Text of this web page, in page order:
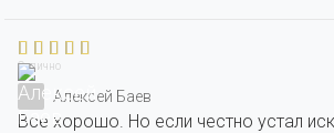
Отлично
Алексей Баев
Все хорошо. Но если честно устал